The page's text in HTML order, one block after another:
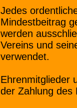
Jedes
Mindestbeitrag
werden
Vereins und
verwendet.
Ehrenmitglieder
der Zahlung des